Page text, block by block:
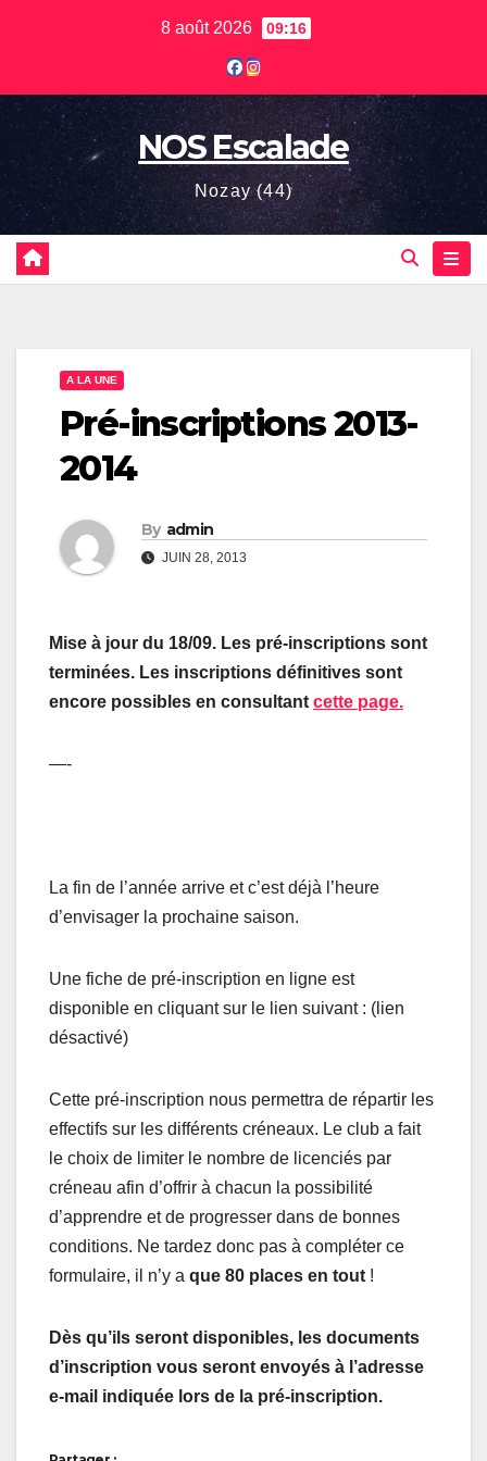
8 août 2026 09:16
NOS Escalade
Nozay (44)
A LA UNE
Pré-inscriptions 2013-
2014
By admin
JUIN 28, 2013
Mise à jour du 18/09. Les pré-inscriptions sont
terminées. Les inscriptions définitives sont
encore possibles en consultantcette page.
—-
La fin de l’année arrive et c’est déjà l’heure
d’envisager la prochaine saison.
Une fiche de pré-inscription en ligne est
disponible en cliquant sur le lien suivant : (lien
désactivé)
Cette pré-inscription nous permettra de répartir les
effectifs sur les différents créneaux. Le club a fait
le choix de limiter le nombre de licenciés par
créneau afin d’offrir à chacun la possibilité
d’apprendre et de progresser dans de bonnes
conditions. Ne tardez donc pas à compléter ce
formulaire, il n’y a que 80 places en tout!
Dès qu’ils seront disponibles, les documents
d’inscription vous seront envoyés à l’adresse
e-mail indiquée lors de la pré-inscription.